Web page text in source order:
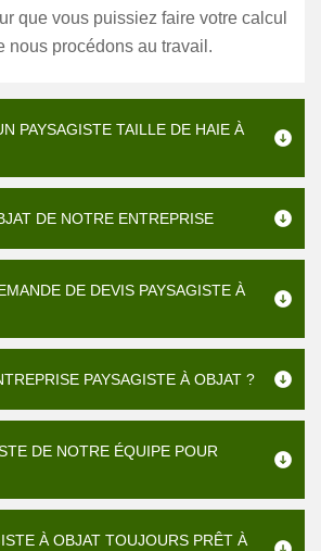
que vous puissiez faire votre calcul
nous procédons au travail.
PAYSAGISTE TAILLE DE HAIE À
DE NOTRE ENTREPRISE
DE DEVIS PAYSAGISTE À
PAYSAGISTE À OBJAT ?
DE NOTRE ÉQUIPE POUR
À OBJAT TOUJOURS PRÊT À